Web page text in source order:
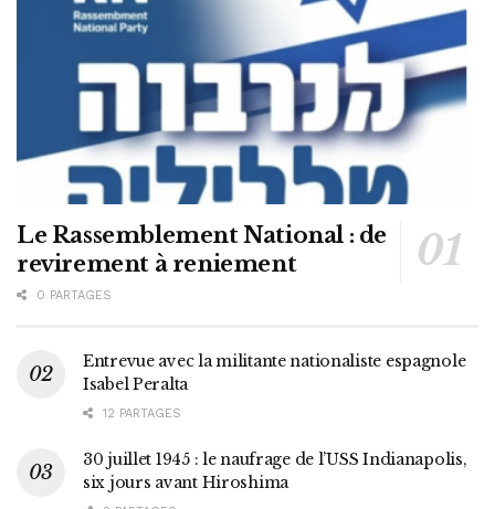
Le Rassemblement National : de
revirement à reniement
0 PARTAGES
Entrevue avec la militante nationaliste espagnole
Isabel Peralta
12 PARTAGES
30 juillet 1945 : le naufrage de l’USS Indianapolis,
six jours avant Hiroshima